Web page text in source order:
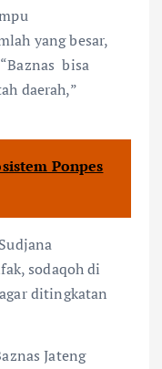
yang besar,
bisa
daerah,”
Ponpes
sodaqoh di
ditingkatan
Jateng